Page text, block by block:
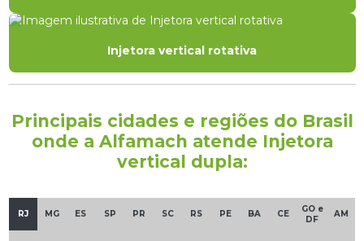
Injetora vertical rotativa
Principais cidades e regiões do Brasil
onde a Alfamach atende Injetora
vertical dupla:
RJ MG ES SP PR SC RS PE BA CE
GO e
DF
AM